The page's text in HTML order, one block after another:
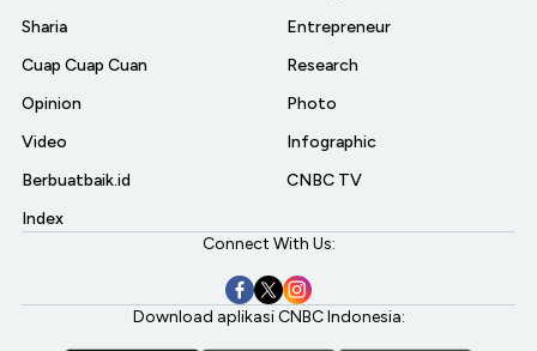
Sharia
Cuap Cuap Cuan
Opinion
Video
Berbuatbaik.id
Index
Entrepreneur
Research
Photo
Infographic
CNBC TV
Connect With Us:
Download aplikasi CNBC Indonesia: